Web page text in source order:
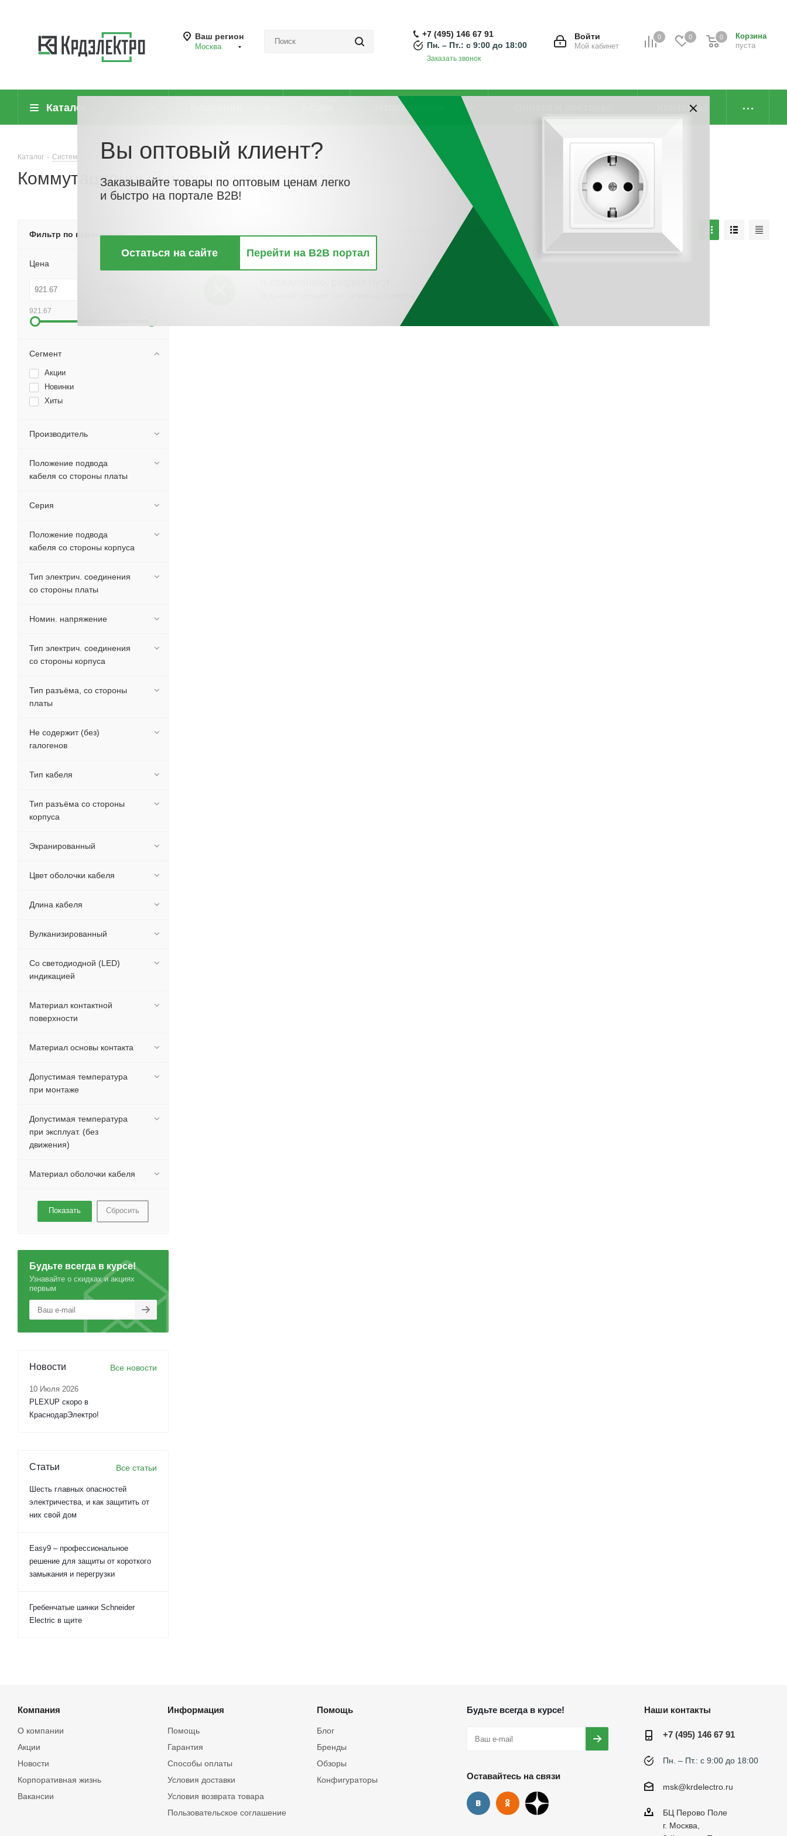
Ваш регион
Москва
0 0
Корзина
пуста
0
Войти
Мой кабинет
+7 (495) 146 67 91
Пн. – Пт.: с 9:00 до 18:00
Заказать звонок
Каталог Направления Контакты
Каталог - Системы автоматизации - Датчики (сенсоры) Коммутационный шнур сенсор-привод
Коммутационный шнур сенсор-привод
По цене По наличию
Фильтр по параметрам
Цена
921.67
Сегмент
Акции
Новинки
Хиты
Производитель
Положение подвода
кабеля со стороны платы
Серия
Положение подвода
кабеля со стороны корпуса
Тип электрич. соединения
со стороны платы
Номин. напряжение
Тип электрич. соединения
со стороны корпуса
Тип разъёма, со стороны
платы
Не содержит (без)
галогенов
Тип кабеля
Тип разъёма со стороны
корпуса
Экранированный
Цвет оболочки кабеля
Длина кабеля
Вулканизированный
Со светодиодной (LED)
индикацией
Материал контактной
поверхности
Материал основы контакта
Допустимая температура
при монтаже
Допустимая температура
при эксплуат. (без
движения)
Материал оболочки кабеля
Сбросить
Будьте всегда в курсе!
Узнавайте о скидках и акциях
первым
Новости Все новости
10 Июля 2026
PLEXUP скоро в
КраснодарЭлектро!
Статьи Все статьи
Шесть главных опасностей
электричества, и как защитить от
них свой дом
Easy9 – профессиональное
решение для защиты от короткого
замыкания и перегрузки
Гребенчатые шинки Schneider
Electric в щите
Компания
О компании
Акции
Новости
Корпоративная жизнь
Вакансии
Информация
Помощь
Гарантия
Способы оплаты
Условия доставки
Условия возврата товара
Пользовательское соглашение
Помощь
Блог
Бренды
Обзоры
Конфигураторы
Будьте всегда в курсе!
Оставайтесь на связи
Наши контакты
+7 (495) 146 67 91
Пн. – Пт.: с 9:00 до 18:00
msk@krdelectro.ru
БЦ Перово Поле
г. Москва,
Вы оптовый клиент?
Заказывайте товары по оптовым ценам легко
и быстро на портале B2B!
Остаться на сайте Перейти на B2B портал